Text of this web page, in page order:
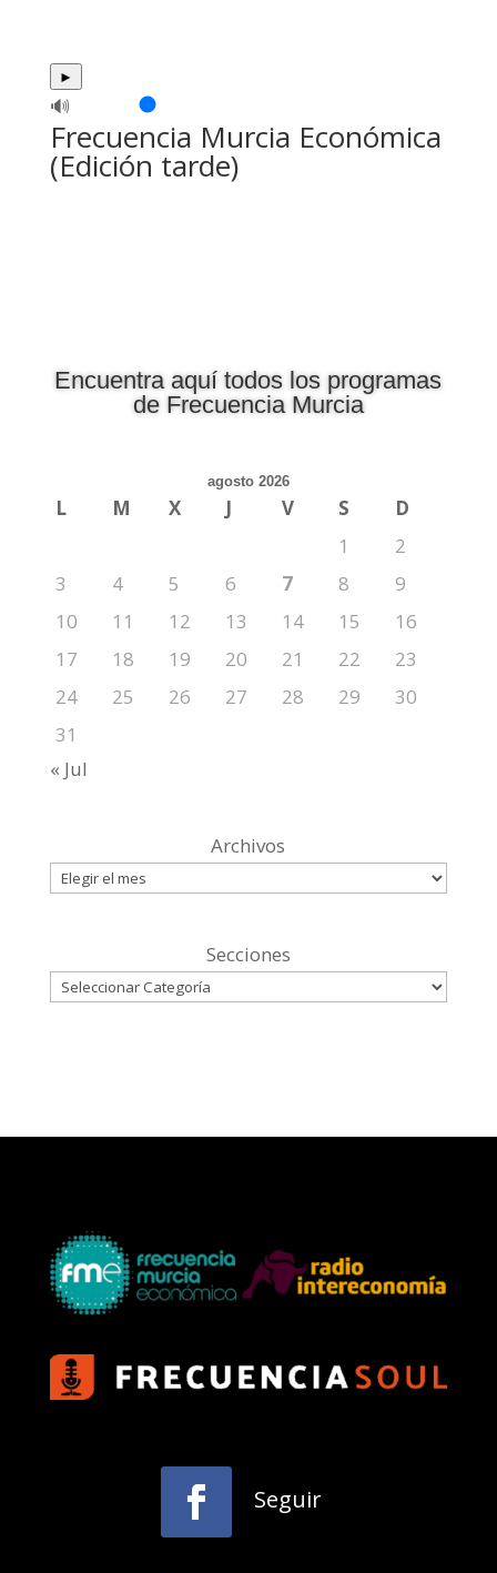
►
🔊
Frecuencia Murcia Económica
(Edición tarde)
Encuentra aquí todos los programas
de Frecuencia Murcia
agosto 2026
L M X J V S
D
1
2
3
4 5 6 7 8
9
10
11 12 13 14 15
16
17
18 19 20 21 22
23
24
25 26 27 28 29
30
31
« Jul
Archivos
Secciones
Seguir